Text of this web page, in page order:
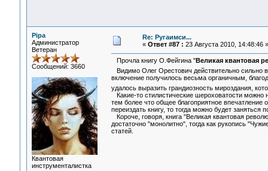
Pipa
Администратор
Ветеран
Сообщений: 3660
Квантовая
инструменталистка
Re: Ругаимси...
« Ответ #87 : 23 Августа 2010, 14:48:46 »
Прочла книгу О.Фейгина "Великая квантовая
Видимо Олег Орестович действительно сильно
включение получилось весьма органичным,
удалось выразить грандиозность мироздания,
Какие-то стилистические шероховатости можно
тем более что общее благоприятное впечатление
переиздать книгу, то тогда можно будет заняться
Короче, говоря, книга "Великая квантовая
достаточно "монолитно", тогда как рукопись
статей.